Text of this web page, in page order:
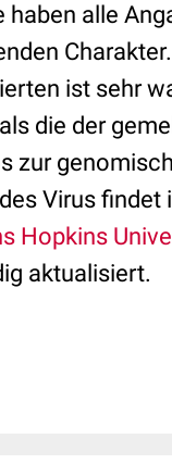
haben alle
ist sehr
die der
zur
Virus findet
Hopkins
aktualisiert.